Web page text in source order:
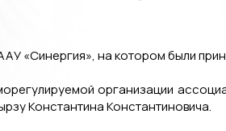
«Синергия», на котором были
организации
Константина Константиновича.